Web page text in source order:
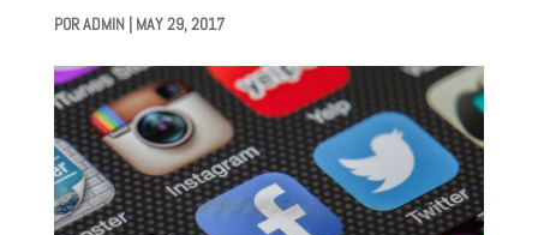
PORADMIN| MAY 29, 2017